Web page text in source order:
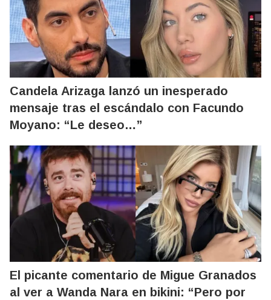
Candela Arizaga lanzó un inesperado
mensaje tras el escándalo con Facundo
Moyano: “Le deseo…”
El picante comentario de Migue Granados
al ver a Wanda Nara en bikini: “Pero por